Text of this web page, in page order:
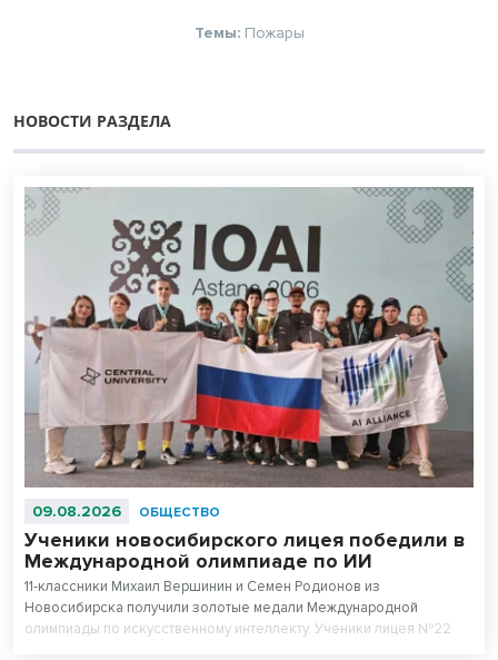
Темы: Пожары
НОВОСТИ РАЗДЕЛА
09.08.2026 ОБЩЕСТВО
Ученики новосибирского лицея победили в
Международной олимпиаде по ИИ
11-классники Михаил Вершинин и Семен Родионов из
Новосибирска получили золотые медали Международной
олимпиады по искусственному интеллекту. Ученики лицея №22